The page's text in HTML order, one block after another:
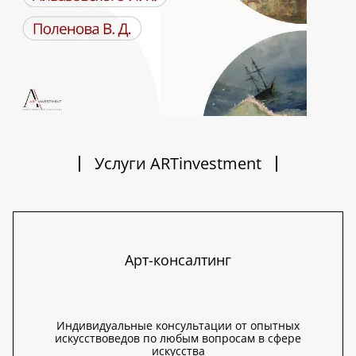
Услуги ARTinvestment
Арт-консалтинг
Индивидуальные консультации от опытных
искусствоведов по любым вопросам в сфере
искусства